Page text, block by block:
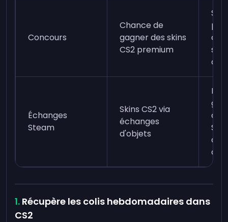
Concours
Chance de
gagner des skins
CS2 premium
de
Échanges
Steam
Skins CS2 via
échanges
d'objets
de
Récupère les colis hebdomadaires dans
CS2